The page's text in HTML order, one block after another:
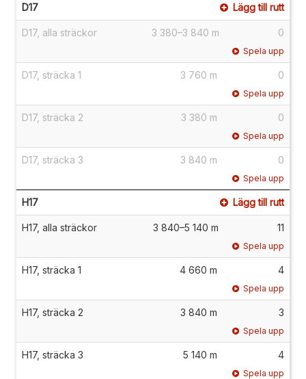
D17 Lägg till rutt
D17, alla sträckor 3 380–3 840 m 0
Spela upp
D17, sträcka 1 3 760 m 0
Spela upp
D17, sträcka 2 3 380 m 0
Spela upp
D17, sträcka 3 3 840 m 0
Spela upp
H17 Lägg till rutt
H17, alla sträckor 3 840–5 140 m 11
Spela upp
H17, sträcka 1 4 660 m 4
Spela upp
H17, sträcka 2 3 840 m 3
Spela upp
H17, sträcka 3 5 140 m 4
Spela upp